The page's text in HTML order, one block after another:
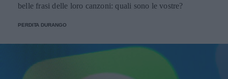
belle frasi delle loro canzoni: quali sono le vostre?
PERDITA DURANGO